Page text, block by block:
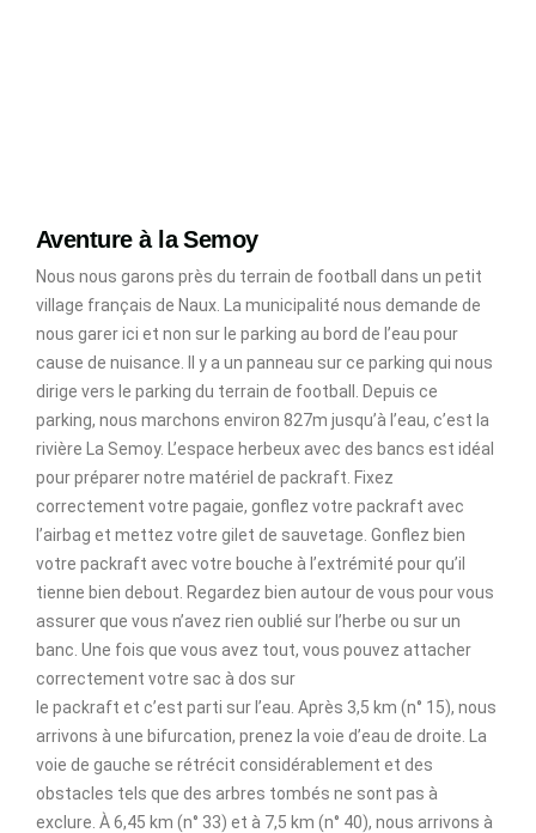
Aventure à la Semoy
Nous nous garons près du terrain de football dans un petit
village français de Naux. La municipalité nous demande de
nous garer ici et non sur le parking au bord de l’eau pour
cause de nuisance. Il y a un panneau sur ce parking qui nous
dirige vers le parking du terrain de football. Depuis ce
parking, nous marchons environ 827m jusqu’à l’eau, c’est la
rivière La Semoy. L’espace herbeux avec des bancs est idéal
pour préparer notre matériel de packraft. Fixez
correctement votre pagaie, gonflez votre packraft avec
l’airbag et mettez votre gilet de sauvetage. Gonflez bien
votre packraft avec votre bouche à l’extrémité pour qu’il
tienne bien debout. Regardez bien autour de vous pour vous
assurer que vous n’avez rien oublié sur l’herbe ou sur un
banc. Une fois que vous avez tout, vous pouvez attacher
correctement votre sac à dos sur
le packraft et c’est parti sur l’eau. Après 3,5 km (n° 15), nous
arrivons à une bifurcation, prenez la voie d’eau de droite. La
voie de gauche se rétrécit considérablement et des
obstacles tels que des arbres tombés ne sont pas à
exclure. À 6,45 km (n° 33) et à 7,5 km (n° 40), nous arrivons à